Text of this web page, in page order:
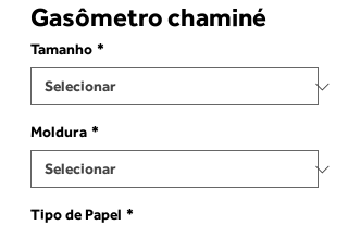
Gasômetro chaminé
Tamanho *
Moldura *
Tipo de Papel *